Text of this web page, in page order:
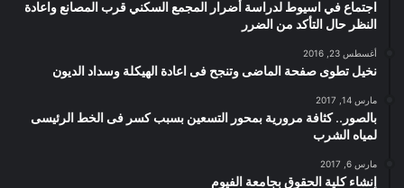
اجتماع في اسيوط لدراسة أضرار المجمع السكني قرب المصانع واعادة
النظر حال التأكد من الضرر
أغسطس 23, 2016
نخيل تطوى صفحة الماضى وتنجح فى اعادة الهيكلة وسداد الديون
مارس 14, 2017
بالصور.. كثافة مرورية بمحور التسعين بسبب كسر فى الخط الرئيسى
لمياه الشرب
مارس 6, 2017
إنشاء كلية الحقوق بجامعة الفيوم